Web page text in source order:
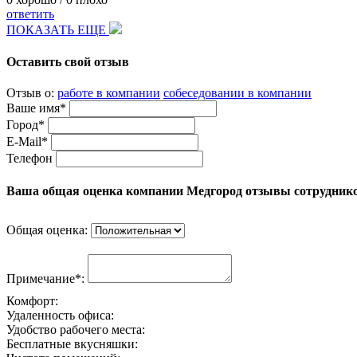
ответить
ПОКАЗАТЬ ЕЩЕ
Оставить свой отзыв
Отзыв о: работе в компании собеседовании в компании
Ваше имя*
Город*
E-Mail*
Телефон
Ваша общая оценка компании Медгород отзывы
Общая оценка:
Примечание*:
Комфорт:
Удаленность офиса:
Удобство рабочего места:
Бесплатные вкусняшки: